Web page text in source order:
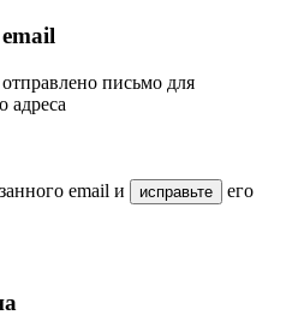
отправлено письмо для
адреса
email и исправьте
его